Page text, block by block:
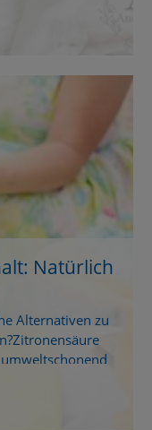
eine wohlig-
unsere Sinne
Natürlich
Alternativen zu
wunderbar